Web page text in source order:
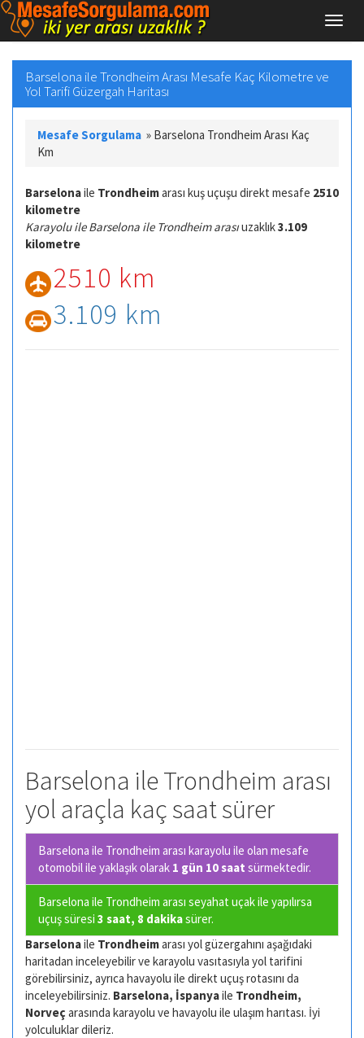
Barselona ile Trondheim Arası Mesafe Kaç Kilometre ve
Yol Tarifi Güzergah Haritası
Mesafe Sorgulama » Barselona Trondheim Arası Kaç
Km
Barselonaile Trondheimarası kuş uçuşu direkt mesafe 2510
kilometre
Karayolu ile Barselona ile Trondheim arasıuzaklık3.109
kilometre
2510 km
3.109 km
Barselona ile Trondheim arası
yol araçla kaç saat sürer
Barselona ile Trondheim arası karayolu ile olan mesafe
otomobil ile yaklaşık olarak 1 gün 10 saat sürmektedir.
Barselona ile Trondheim arası seyahat uçak ile yapılırsa
uçuş süresi 3 saat, 8 dakikasürer.
Barselonaile Trondheimarası yol güzergahını aşağıdaki
haritadan inceleyebilir ve karayolu vasıtasıyla yol tarifini
görebilirsiniz, ayrıca havayolu ile direkt uçuş rotasını da
inceleyebilirsiniz. Barselona, İspanyaile Trondheim,
Norveç arasında karayolu ve havayolu ile ulaşım harıtası. İyi
yolculuklar dileriz.